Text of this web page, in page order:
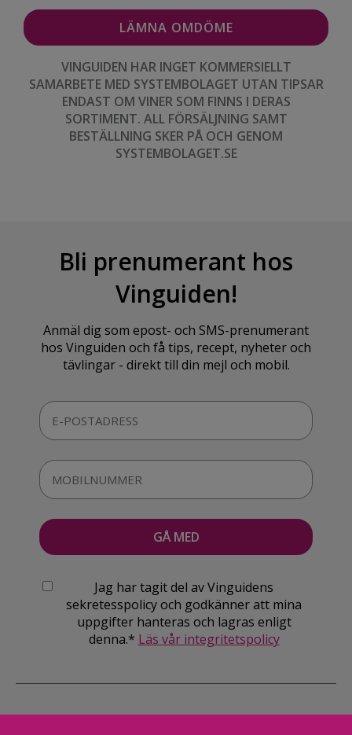
VINGUIDEN HAR INGET KOMMERSIELLT
SAMARBETE MED SYSTEMBOLAGET UTAN TIPSAR
ENDAST OM VINER SOM FINNS I DERAS
SORTIMENT. ALL FÖRSÄLJNING SAMT
BESTÄLLNING SKER PÅ OCH GENOM
SYSTEMBOLAGET.SE
Bli prenumerant hos
Vinguiden!
Anmäl dig som epost- och SMS-prenumerant
hos Vinguiden och få tips, recept, nyheter och
tävlingar - direkt till din mejl och mobil.
Jag har tagit del av Vinguidens
sekretesspolicy och godkänner att mina
uppgifter hanteras och lagras enligt
denna.* Läs vår integritetspolicy